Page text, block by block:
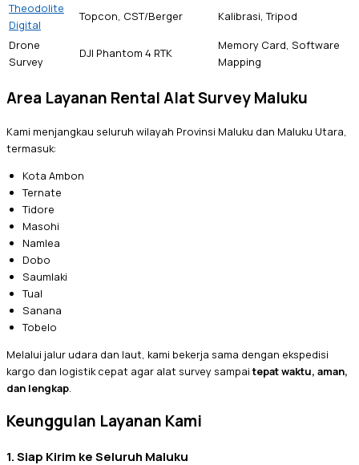
Theodolite
Digital
Topcon, CST/Berger
Kalibrasi, Tripod
Drone
Survey
DJI Phantom 4 RTK
Memory Card, Software
Mapping
Area Layanan Rental Alat Survey Maluku
Kami menjangkau seluruh wilayah Provinsi Maluku dan Maluku Utara,
termasuk:
Kota Ambon
Ternate
Tidore
Masohi
Namlea
Dobo
Saumlaki
Tual
Sanana
Tobelo
Melalui jalur udara dan laut, kami bekerja sama dengan ekspedisi
kargo dan logistik cepat agar alat survey sampaitepat waktu, aman,
dan lengkap
Keunggulan Layanan Kami
1. Siap Kirim ke Seluruh Maluku